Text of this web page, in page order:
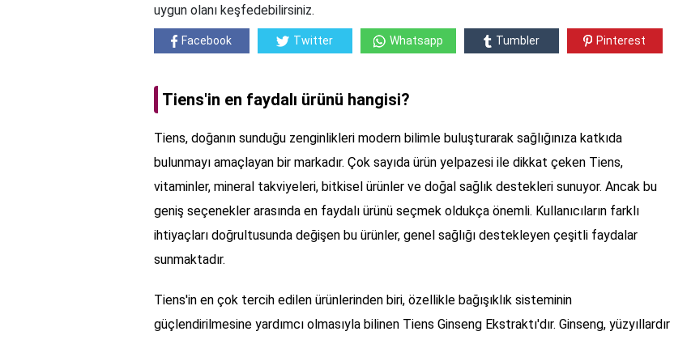
uygun olanı keşfedebilirsiniz.
Facebook Twitter Whatsapp Tumbler Pinterest
Tiens'in en faydalı ürünü hangisi?
Tiens, doğanın sunduğu zenginlikleri modern bilimle buluşturarak sağlığınıza katkıda
bulunmayı amaçlayan bir markadır. Çok sayıda ürün yelpazesi ile dikkat çeken Tiens,
vitaminler, mineral takviyeleri, bitkisel ürünler ve doğal sağlık destekleri sunuyor. Ancak bu
geniş seçenekler arasında en faydalı ürünü seçmek oldukça önemli. Kullanıcıların farklı
ihtiyaçları doğrultusunda değişen bu ürünler, genel sağlığı destekleyen çeşitli faydalar
sunmaktadır.
Tiens'in en çok tercih edilen ürünlerinden biri, özellikle bağışıklık sisteminin
güçlendirilmesine yardımcı olmasıyla bilinen Tiens Ginseng Ekstraktı'dır. Ginseng, yüzyıllardır